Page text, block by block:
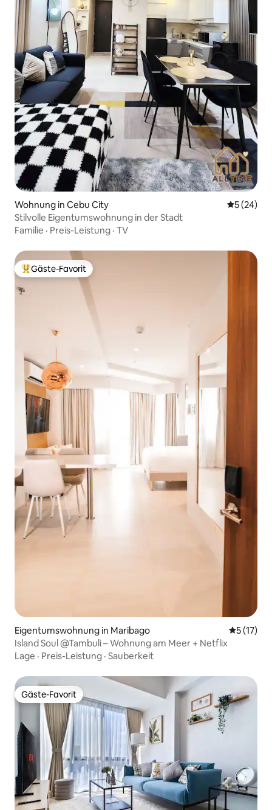
Wohnung in Cebu City
5 (24)
Stilvolle Eigentumswohnung in der Stadt
Familie · Preis-Leistung · TV
Beliebter Gäste-Favorit.
Gäste-Favorit
Eigentumswohnung in Maribago
5 (17)
Island Soul @Tambuli – Wohnung am Meer + Netflix
Lage · Preis-Leistung · Sauberkeit
Gäste-Favorit
Gäste-Favorit